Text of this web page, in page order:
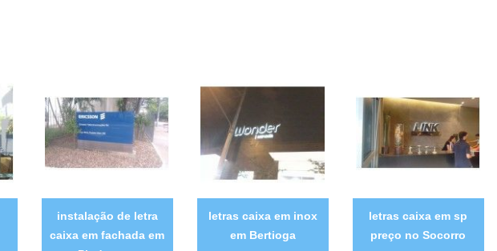
instalação de letra
caixa em fachada em
letras caixa em inox
em Bertioga
letras caixa em sp
preço no Socorro